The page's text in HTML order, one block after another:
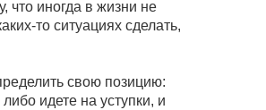
что иногда в жизни не
то ситуациях сделать,
свою позицию:
идете на уступки, и